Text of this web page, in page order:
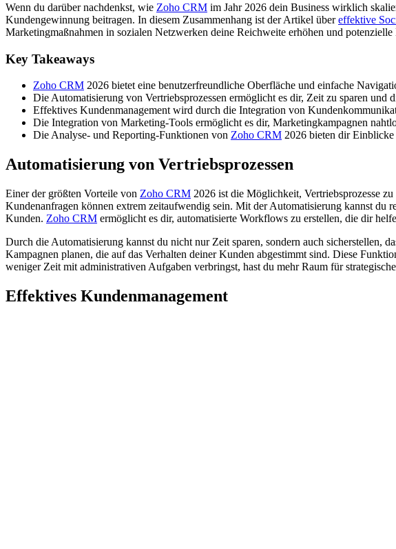
Wenn du darüber nachdenkst, wie Zoho CRM im Jahr 2026 dein Business wirklich
Kundengewinnung beitragen. In diesem Zusammenhang ist der Artikel übereffektive
Marketingmaßnahmen in sozialen Netzwerken deine Reichweite erhöhen und potenzielle
Key Takeaways
Zoho CRM 2026 bietet eine benutzerfreundliche Oberfläche und einfache
Die Automatisierung von Vertriebsprozessen ermöglicht es dir, Zeit zu sparen und
Effektives Kundenmanagement wird durch die Integration von
Die Integration von Marketing-Tools ermöglicht es dir, Marketingkampagnen
Die Analyse- und Reporting-Funktionen von Zoho CRM 2026 bieten dir
Automatisierung von Vertriebsprozessen
Einer der größten Vorteile von Zoho CRM 2026 ist die Möglichkeit, Vertriebsprozesse
Kundenanfragen können extrem zeitaufwendig sein. Mit der Automatisierung kannst
Kunden. Zoho CRM ermöglicht es dir, automatisierte Workflows zu erstellen, die dir
Durch die Automatisierung kannst du nicht nur Zeit sparen, sondern auch sicherstellen,
Kampagnen planen, die auf das Verhalten deiner Kunden abgestimmt sind. Diese
weniger Zeit mit administrativen Aufgaben verbringst, hast du mehr Raum für
Effektives Kundenmanagement